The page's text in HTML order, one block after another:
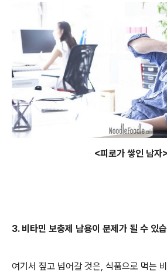
<피로가 쌓인 남자>
3. 비타민 보충제 남용이 문제가 될 수 있
여기서 짚고 넘어갈 것은, 식품으로 먹는